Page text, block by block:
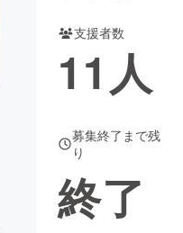
CAMPFIRE Creation
コミュニティ
支援者数
11 人
募集終了まで残
り
終了